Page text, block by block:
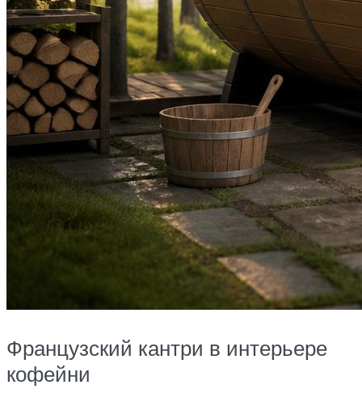
Французский кантри в интерьере
кофейни